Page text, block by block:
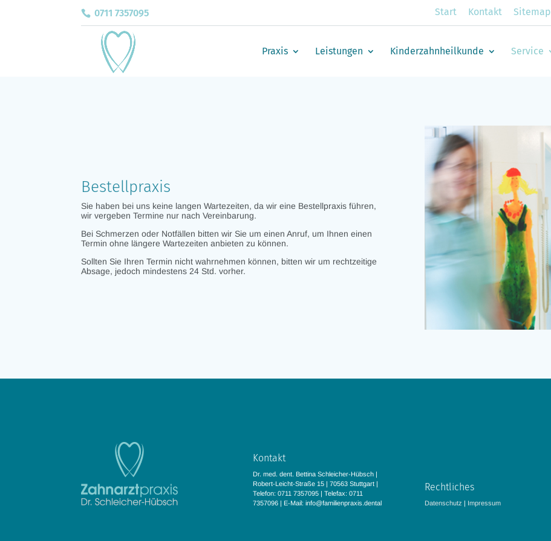
0711 7357095 Start Kontakt Sitemap
Praxis Leistungen Kinderzahnheilkunde Service
Bestellpraxis
Sie haben bei uns keine langen Wartezeiten, da wir eine Bestellpraxis führen,
wir vergeben Termine nur nach Vereinbarung.
Bei Schmerzen oder Notfällen bitten wir Sie um einen Anruf, um Ihnen einen
Termin ohne längere Wartezeiten anbieten zu können.
Sollten Sie Ihren Termin nicht wahrnehmen können, bitten wir um rechtzeitige
Absage, jedoch mindestens 24 Std. vorher.
Kontakt
Dr. med. dent. Bettina Schleicher-Hübsch |
Robert-Leicht-Straße 15 | 70563 Stuttgart |
Telefon: 0711 7357095 | Telefax: 0711
7357096 | E-Mail: info@familienpraxis.dental
Rechtliches
Datenschutz Impressum